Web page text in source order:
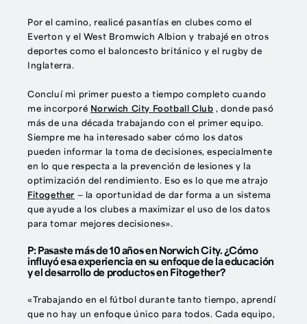
Por el camino, realicé pasantías en clubes como el
Everton y el West Bromwich Albion y trabajé en otros
deportes como el baloncesto británico y el rugby de
Inglaterra.
Concluí mi primer puesto a tiempo completo cuando
me incorporé Norwich City Football Club , donde pasó
más de una década trabajando con el primer equipo.
Siempre me ha interesado saber cómo los datos
pueden informar la toma de decisiones, especialmente
en lo que respecta a la prevención de lesiones y la
optimización del rendimiento. Eso es lo que me atrajo
Fitogether — la oportunidad de dar forma a un sistema
que ayude a los clubes a maximizar el uso de los datos
para tomar mejores decisiones».
P: Pasaste más de 10 años en Norwich City. ¿Cómo
influyó esa experiencia en su enfoque de la educación
y el desarrollo de productos en Fitogether?
«Trabajando en el fútbol durante tanto tiempo, aprendí
que no hay un enfoque único para todos. Cada equipo,